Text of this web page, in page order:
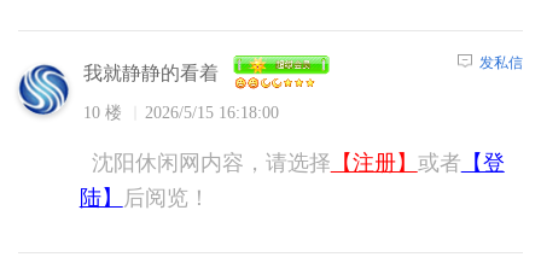
我就静静的看着
10 楼 2026/5/15 16:18:00
发私信
沈阳休闲网内容，请选择 【注册】 或者 【登
陆】
后阅览！